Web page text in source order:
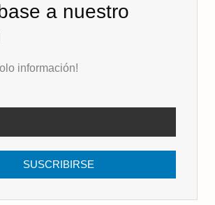
a nuestro
información!
SUSCRIBIRSE